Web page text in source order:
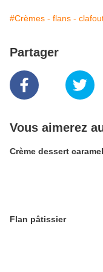
#Crèmes - flans -
Partager
Vous aimerez
Crème dessert
Flan pâtissier